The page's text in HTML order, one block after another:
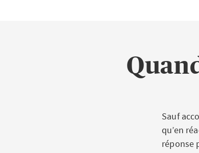
Sauf
qu’en
réponse